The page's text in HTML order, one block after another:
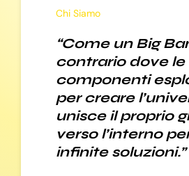
Chi Siamo
“Come un Big
contrario dove le
componenti
per creare
unisce il proprio
verso l’interno
infinite soluzioni.”